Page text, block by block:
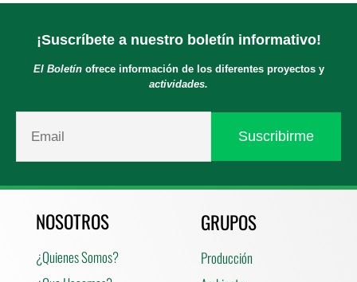
¡Suscríbete a nuestro boletín informativo!
El Boletínofrece información de los diferentes proyectos y
actividades.
NOSOTROS
¿Quienes Somos?
GRUPOS
Producción